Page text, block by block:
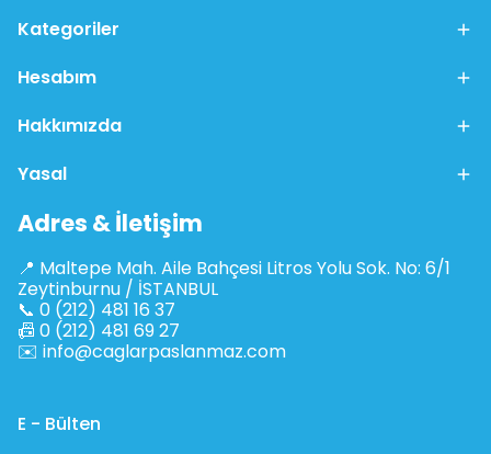
Kategoriler
Hesabım
Hakkımızda
Yasal
Adres & İletişim
📍 Maltepe Mah. Aile Bahçesi Litros Yolu Sok. No: 6/1
Zeytinburnu / İSTANBUL
📞 0 (212) 481 16 37
📠 0 (212) 481 69 27
✉️ info@caglarpaslanmaz.com
E - Bülten